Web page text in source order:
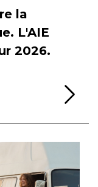
la
L'AIE
2026.